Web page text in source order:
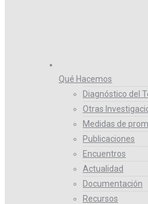
Qué Hacemos
Diagnóstico del
Otras
Medidas de
Publicaciones
Encuentros
Actualidad
Documentación
Recursos